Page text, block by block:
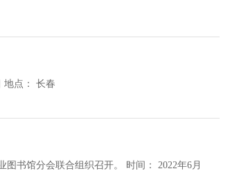
组织单位： 本次会议由中国科学技术情报学会主办，吉林大学承办。 时间： 2021年9月28-29日 地点： 长春
组织召开。 时间： 2022年6月